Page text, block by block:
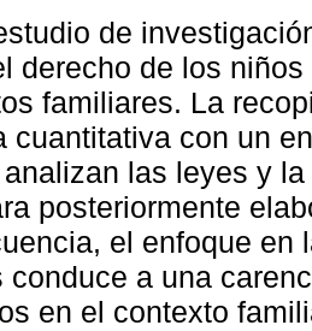
de
derecho de los
familiares. La
cuantitativa con un
las leyes y
posteriormente
el enfoque en
conduce a una
en el contexto